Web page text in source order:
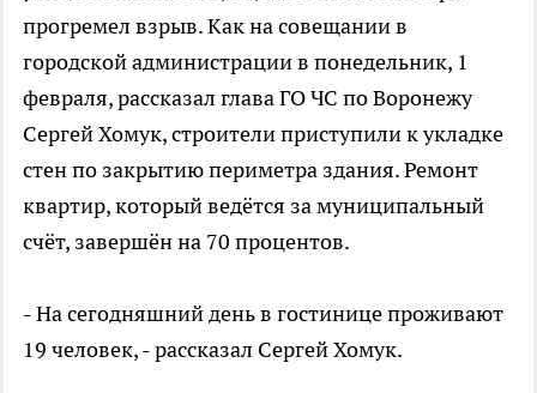
прогремел взрыв. Как на совещании в
городской администрации в понедельник, 1
февраля, рассказал глава ГО ЧС по Воронежу
Сергей Хомук, строители приступили к укладке
стен по закрытию периметра здания. Ремонт
квартир, который ведётся за муниципальный
счёт, завершён на 70 процентов.
- На сегодняшний день в гостинице проживают
19 человек, - рассказал Сергей Хомук.